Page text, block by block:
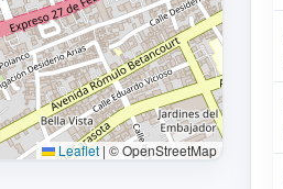
Leaflet | © OpenStreetMap